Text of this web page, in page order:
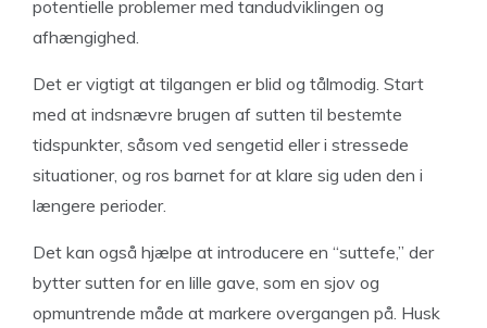
potentielle problemer med tandudviklingen og
afhængighed.
Det er vigtigt at tilgangen er blid og tålmodig. Start
med at indsnævre brugen af sutten til bestemte
tidspunkter, såsom ved sengetid eller i stressede
situationer, og ros barnet for at klare sig uden den i
længere perioder.
Det kan også hjælpe at introducere en “suttefe,” der
bytter sutten for en lille gave, som en sjov og
opmuntrende måde at markere overgangen på. Husk